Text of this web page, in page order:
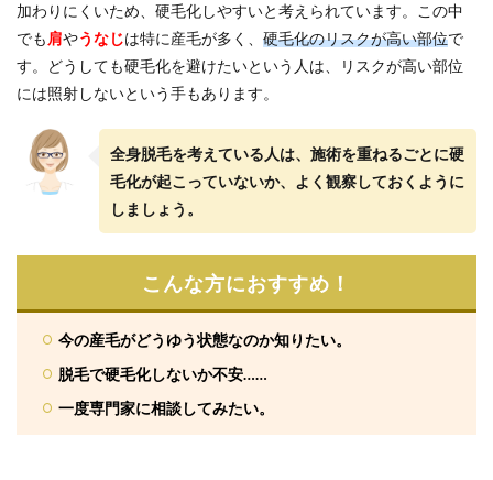
加わりにくいため、硬毛化しやすいと考えられています。この中
でも 肩やうなじは特に産毛が多く、 硬毛化のリスクが高い部位で
す。どうしても硬毛化を避けたいという人は、リスクが高い部位
には照射しないという手もあります。
全身脱毛を考えている人は、施術を重ねるごとに硬
毛化が起こっていないか、よく観察しておくように
しましょう。
こんな方におすすめ！
今の産毛がどうゆう状態なのか知りたい。
脱毛で硬毛化しないか不安……
一度専門家に相談してみたい。